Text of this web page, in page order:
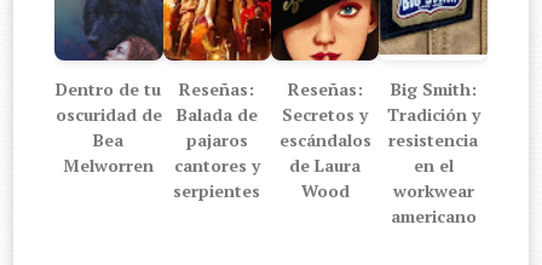
Dentro de tu
oscuridad de
Bea
Melworren
Reseñas:
Balada de
pajaros
cantores y
serpientes
Reseñas:
Secretos y
escándalos
de Laura
Wood
Big Smith:
Tradición y
resistencia
en el
workwear
americano